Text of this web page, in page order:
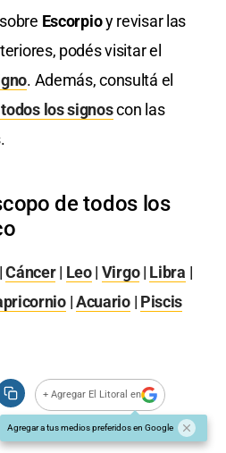
Escorpioy revisar las
podés visitar el
. Además, consultá el
los signoscon las
de todos los
|Cáncer| Leo| Virgo| Libra |
|Acuario| Piscis
+ Agregar El Litoral en
Agregar a tus medios preferidos en Google